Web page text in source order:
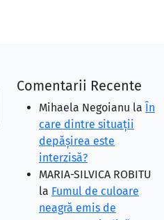
Comentarii Recente
Mihaela Negoianu la În
care dintre situaţii
depăşirea este
interzisă?
MARIA-SILVICA ROBITU
la Fumul de culoare
neagră emis de